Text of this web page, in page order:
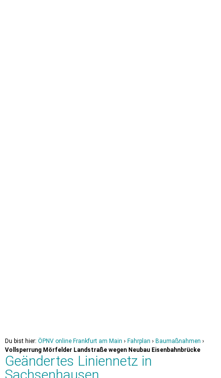
Du bist hier: ÖPNV online Frankfurt am Main › Fahrplan › Baumaßnahmen ›
Vollsperrung Mörfelder Landstraße wegen Neubau Eisenbahnbrücke
Geändertes Liniennetz in